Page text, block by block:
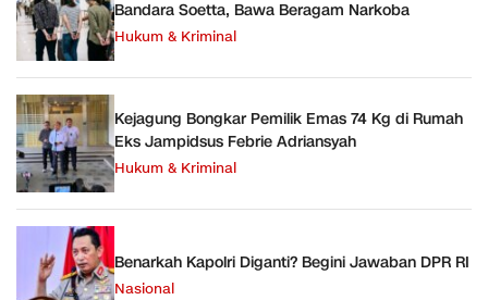
Bandara Soetta, Bawa Beragam Narkoba
Hukum & Kriminal
Kejagung Bongkar Pemilik Emas 74 Kg di Rumah
Eks Jampidsus Febrie Adriansyah
Hukum & Kriminal
Benarkah Kapolri Diganti? Begini Jawaban DPR RI
Nasional